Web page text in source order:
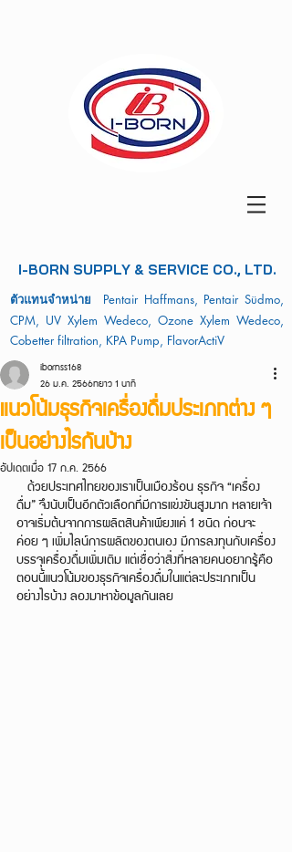
I-BORN SUPPLY & SERVICE CO., LTD.
ตัวแทนจำหน่าย Pentair Haffmans, Pentair Südmo,
CPM, UV Xylem Wedeco, Ozone Xylem Wedeco,
Cobetter filtration, KPA Pump, FlavorActiV
แนวโน้มธุรกิจเครื่องดื่มประเภทต่าง ๆ
เป็นอย่างไรกันบ้าง
ibornss168
26 ม.ค. 2566 ยาว 1 นาที
อัปเดตเมื่อ17 ก.ค. 2566
ดื่ม” จึงนับเป็นอีกตัวเลือกที่มีการแข่งขันสูงมาก หลายเจ้า
อาจเริ่มต้นจากการผลิตสินค้าเพียงแค่ 1 ชนิด ก่อนจะ
ค่อย ๆ เพิ่มไลน์การผลิตของตนเอง มีการลงทุนกับเครื่อง
บรรจุเครื่องดื่มเพิ่มเติม แต่เชื่อว่าสิ่งที่หลายคนอยากรู้คือ
ตอนนี้แนวโน้มของธุรกิจเครื่องดื่มในแต่ละประเภทเป็น
อย่างไรบ้าง ลองมาหาข้อมูลกันเลย